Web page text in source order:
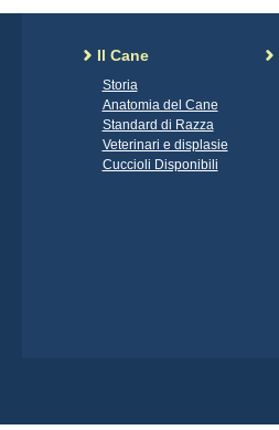
Il Cane
Storia
Anatomia del Cane
Standard di Razza
Veterinari e displasie
Cuccioli Disponibili